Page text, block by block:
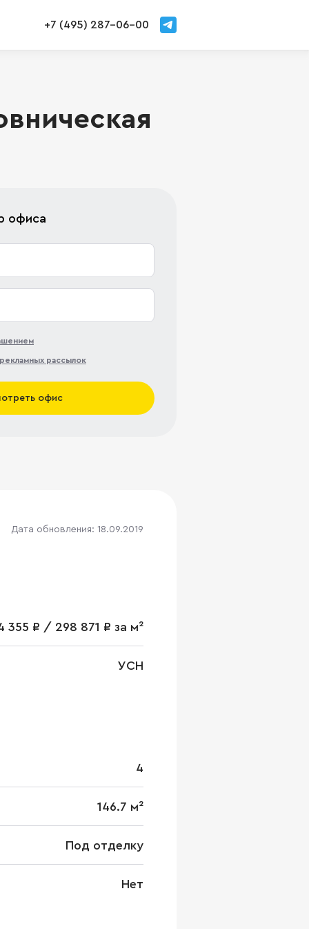
+7 (495) 287-06-00
офиса
рекламных рассылок
офис
Дата обновления: 18.09.2019
355 ₽ / 298 871 ₽ за м²
УСН
4
146.7 м²
Под отделку
Нет